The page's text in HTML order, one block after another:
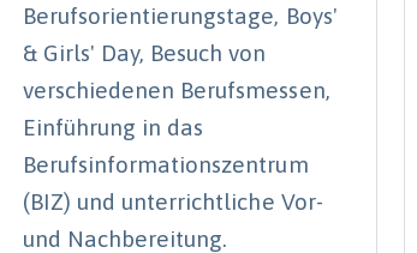
Berufsorientierungstage, Boys'
& Girls' Day, Besuch von
verschiedenen Berufsmessen,
Einführung in das
Berufsinformationszentrum
(BIZ) und unterrichtliche Vor-
und Nachbereitung.